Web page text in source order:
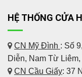
HỆ THỐNG CỬA
CN Mỹ Đình : Số
Diễn, Nam Từ Liêm,
CN Cầu Giấy: 37